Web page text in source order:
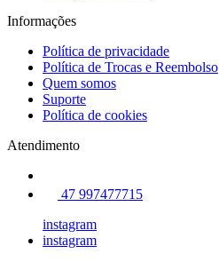
Informações
Política de privacidade
Política de Trocas e Reembolso
Quem somos
Suporte
Política de cookies
Atendimento
47 997477715
instagram
instagram